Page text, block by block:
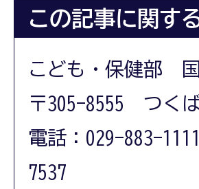
この記事に関す
こども・保健部
〒305-8555 つく
電話：029-883-
7537